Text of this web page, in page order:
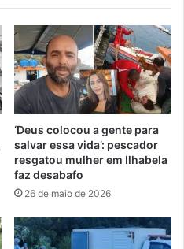
‘Deus colocou a gente para
salvar essa vida’: pescador
resgatou mulher em Ilhabela
faz desabafo
26 de maio de 2026